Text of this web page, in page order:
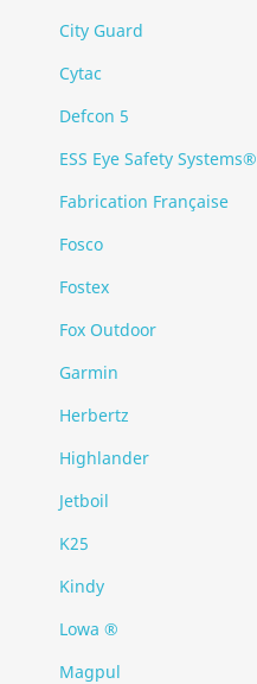
City Guard
Cytac
Defcon 5
ESS Eye Safety Systems®
Fabrication Française
Fosco
Fostex
Fox Outdoor
Garmin
Herbertz
Highlander
Jetboil
K25
Kindy
Lowa ®
Magpul